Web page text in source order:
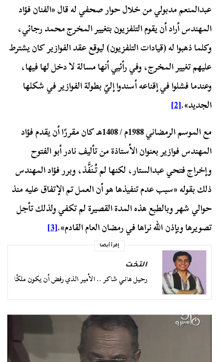
عبدالمنعم مدبولي من خلال حوار صحفي له قال «الفنان فؤاد
المهندس أراد أن يقوم التلفزيون بتغيير المخرج محمد رجائي،
وكلما ذهبوا له (قيادات التلفزيون) ليوقع عقد الفوازير كان يشترط
عليهم تغيير المخرج، وفي رأئيي أنها مسالة لا دخل لها فيها،
وعندما فشلوا في إقناعه أسندوا إليّ بطولة الفوازير في شكلها
الجديد».[2]
مع الموسم الرمضاني 1988م / 1408هـ كان مقررًا أن يقدم فؤاد
المهندس فوازير بعنوان الأستاذة من تأليف نادر أبو الفتوح
وإخراج فتحي عبدالستار، لكنها لم تُنَفَّذ، وبرر فؤاد المهندس
ذلك بقوله «سبب عدم تنفيذها هو أن العمل تم الإتفاق عليه منذ
حوالي شهر وبالطبع هذه المدة القصيرة لم تكفي ولذلك تأجل
تصويرها وبإذن الله نراها في رمضان العام القادم».[3]
إقرأ أيضا
التخت
رحيل هاني شاكر .. الأمير الذي رفض أن يكون ملكًا